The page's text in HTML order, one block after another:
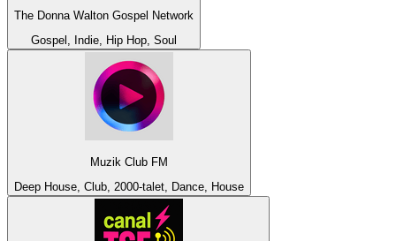
The Donna Walton Gospel Network
Gospel, Indie, Hip Hop, Soul
Muzik Club FM
Deep House, Club, 2000-talet, Dance, House